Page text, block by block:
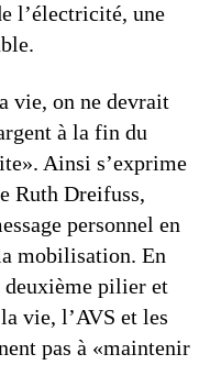
l’électricité, une
vie, on ne devrait
à la fin du
Ainsi s’exprime
Ruth Dreifuss,
personnel en
mobilisation. En
deuxième pilier et
vie, l’AVS et les
pas à «maintenir